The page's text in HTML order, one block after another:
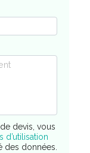
devis, vous
d’utilisation
données.